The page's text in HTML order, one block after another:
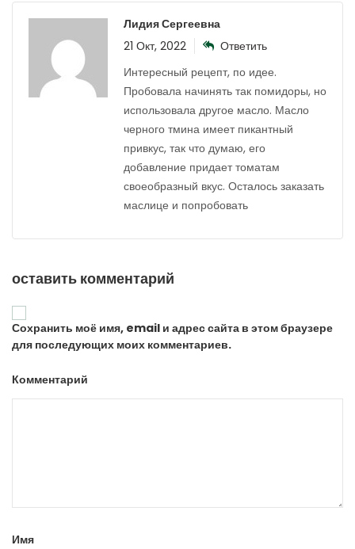
Лидия Сергеевна
21 Окт, 2022
Ответить
Интересный рецепт, по идее.
Пробовала начинять так помидоры, но
использовала другое масло. Масло
черного тмина имеет пикантный
привкус, так что думаю, его
добавление придает томатам
своеобразный вкус. Осталось заказать
маслице и попробовать
оставить комментарий
Сохранить моё имя, email и адрес сайта в этом браузере
для последующих моих комментариев.
Комментарий
Имя